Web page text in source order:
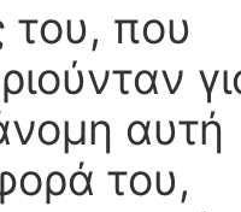
του, που
αυτή
του,